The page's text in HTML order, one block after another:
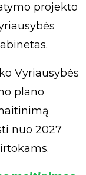
projekto
Vyriausybės
plano
nuo 2027